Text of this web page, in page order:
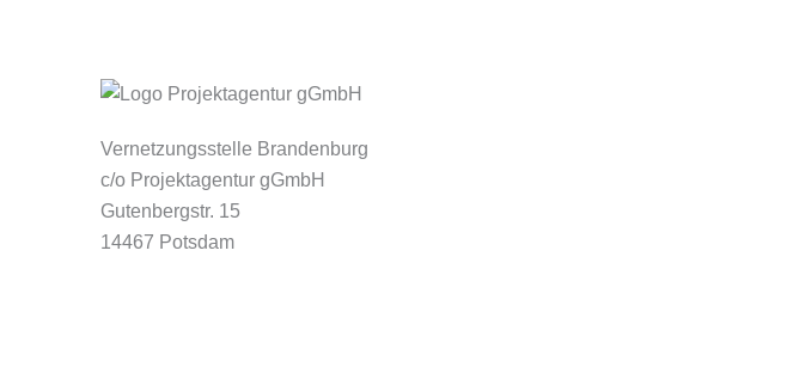
Vernetzungsstelle Brandenburg
c/o Projektagentur gGmbH
Gutenbergstr. 15
14467 Potsdam